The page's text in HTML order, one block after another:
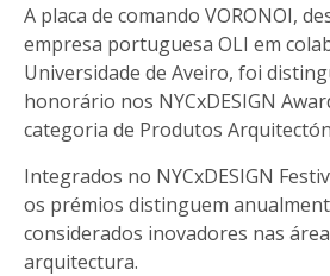
A placa de comando VORONOI,
empresa portuguesa OLI em
Universidade de Aveiro, foi
honorário nos NYCxDESIGN
categoria de Produtos
Integrados no NYCxDESIGN
os prémios distinguem
considerados inovadores nas
arquitectura.